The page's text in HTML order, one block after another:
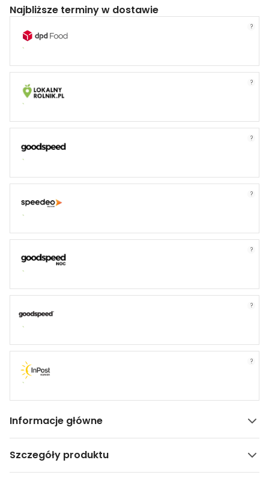
Najbliższe terminy w dostawie
?
?
?
?
?
?
?
Informacje główne
Szczegóły produktu